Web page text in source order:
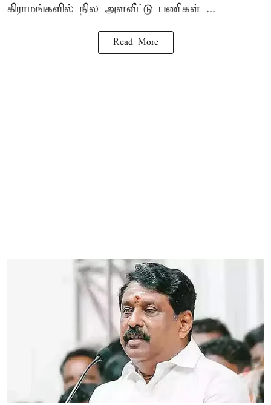
கிராமங்களில் நில அளவீட்டு பணிகள் ...
Read More